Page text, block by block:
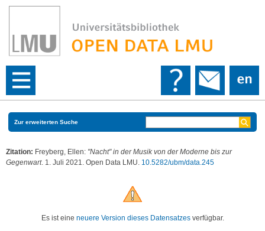
Zur erweiterten Suche
Zitation: Freyberg, Ellen: "Nacht" in der Musik von der Moderne bis zur
Gegenwart. 1. Juli 2021. Open Data LMU. 10.5282/ubm/data.245
Es ist eine neuere Version dieses Datensatzesverfügbar.